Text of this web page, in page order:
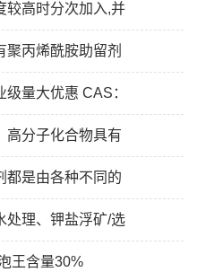
较高时分次加入,并
聚丙烯酰胺助留剂
量大优惠 CAS：
高分子化合物具有
都是由各种不同的
处理、钾盐浮矿/选
王含量30%